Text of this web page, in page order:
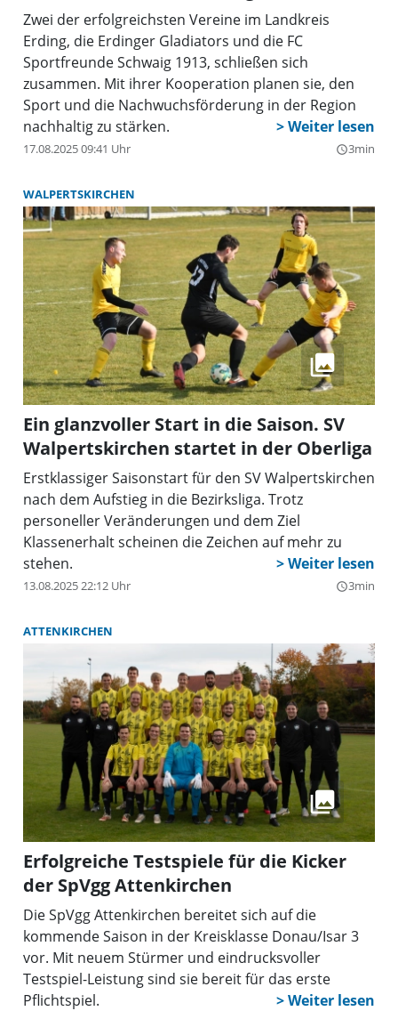
Zwei der erfolgreichsten Vereine im Landkreis
Erding, die Erdinger Gladiators und die FC
Sportfreunde Schwaig 1913, schließen sich
zusammen. Mit ihrer Kooperation planen sie, den
Sport und die Nachwuchsförderung in der Region
nachhaltig zu stärken.
17.08.2025 09:41 Uhr query_builder3min
WALPERTSKIRCHEN
Ein glanzvoller Start in die Saison. SV
Walpertskirchen startet in der Oberliga
Erstklassiger Saisonstart für den SV Walpertskirchen
nach dem Aufstieg in die Bezirksliga. Trotz
personeller Veränderungen und dem Ziel
Klassenerhalt scheinen die Zeichen auf mehr zu
stehen.
13.08.2025 22:12 Uhr query_builder3min
ATTENKIRCHEN
Erfolgreiche Testspiele für die Kicker
der SpVgg Attenkirchen
Die SpVgg Attenkirchen bereitet sich auf die
kommende Saison in der Kreisklasse Donau/Isar 3
vor. Mit neuem Stürmer und eindrucksvoller
Testspiel-Leistung sind sie bereit für das erste
Pflichtspiel.